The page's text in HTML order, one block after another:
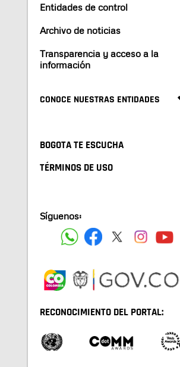
Entidades de control
Archivo de noticias
Transparencia y acceso a la
información
CONOCE NUESTRAS ENTIDADES
BOGOTA TE ESCUCHA
TÉRMINOS DE USO
Síguenos:
RECONOCIMIENTO DEL PORTAL: